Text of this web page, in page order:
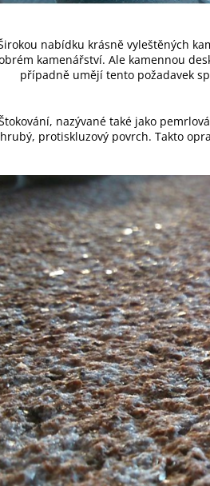
nabídku krásně vyleštěných
kamenářství. Ale kamennou
případně umějí tento požadavek
nazývané také jako
hrubý, protiskluzový povrch. Takto